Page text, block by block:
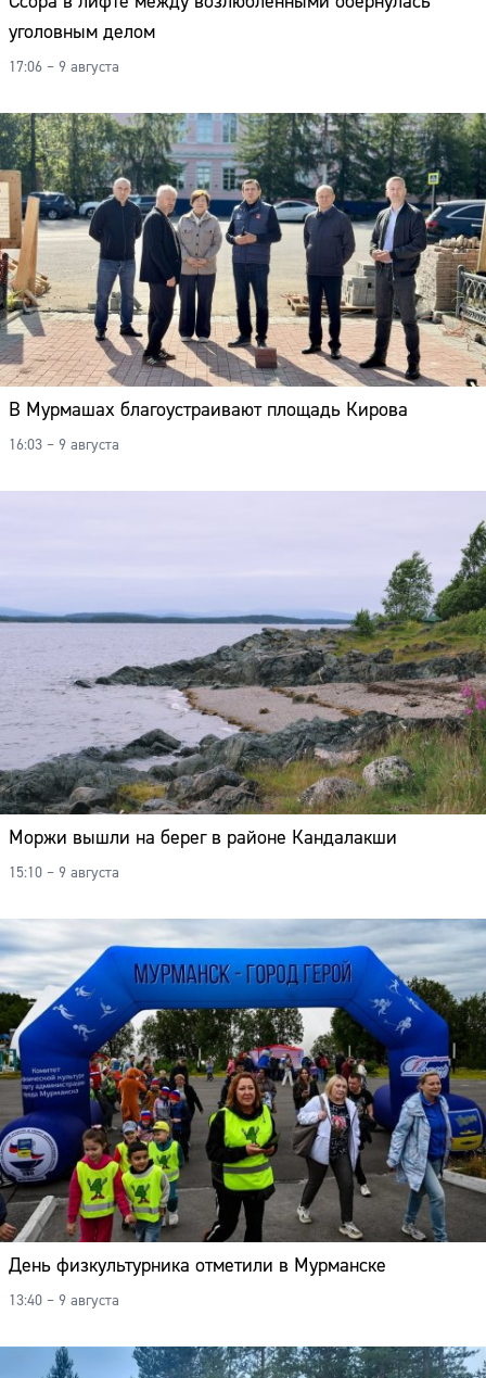
уголовным делом
17:06 – 9 августа
В Мурмашах благоустраивают площадь Кирова
16:03 – 9 августа
Моржи вышли на берег в районе Кандалакши
15:10 – 9 августа
День физкультурника отметили в Мурманске
13:40 – 9 августа